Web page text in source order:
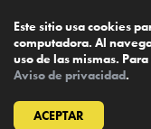
Este sitio usa cookies
computadora. Al
uso de las mismas.
Aviso de privacidad.
ACEPTAR